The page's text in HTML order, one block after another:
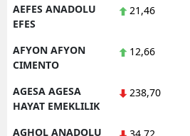
AEFES ANADOLU
EFES
21,46
AFYON AFYON
CIMENTO
12,66
AGESA AGESA
HAYAT EMEKLILIK
238,70
AGHOL ANADOLU